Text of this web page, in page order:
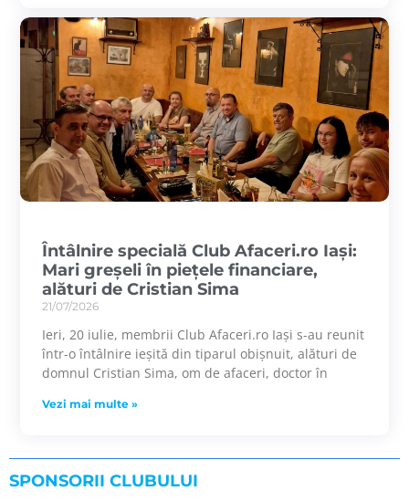
Întâlnire specială Club Afaceri.ro Iași:
Mari greșeli în piețele financiare,
alături de Cristian Sima
21/07/2026
Ieri, 20 iulie, membrii Club Afaceri.ro Iași s-au reunit
într-o întâlnire ieșită din tiparul obișnuit, alături de
domnul Cristian Sima, om de afaceri, doctor în
Vezi mai multe »
SPONSORII CLUBULUI